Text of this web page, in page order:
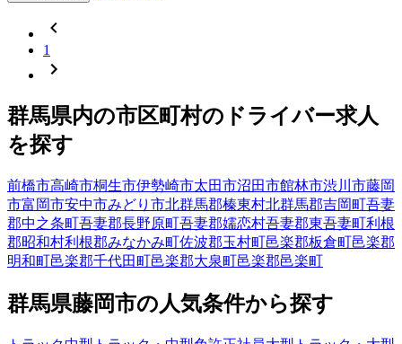
1
群馬県内の市区町村の ドライバー求人
を探す
前橋市高崎市桐生市伊勢崎市太田市沼田市館林市渋川市藤岡
市富岡市安中市みどり市北群馬郡榛東村北群馬郡吉岡町吾妻
郡中之条町吾妻郡長野原町吾妻郡嬬恋村吾妻郡東吾妻町利根
郡昭和村利根郡みなかみ町佐波郡玉村町邑楽郡板倉町邑楽郡
明和町邑楽郡千代田町邑楽郡大泉町邑楽郡邑楽町
群馬県藤岡市の人気条件から探す